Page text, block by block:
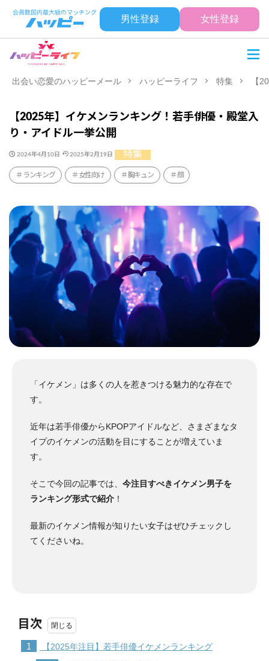
男性登録 女性登録
出会い恋愛のハッピーメール ハッピーライフ 特集 【
【2025年】イケメンランキング！若手俳優・殿堂入
り・アイドル一挙公開
2024年4月10日 2025年2月19日 特集
ランキング 女性向け 胸キュン 顔
「イケメン」は多くの人を惹きつける魅力的な存在で
す。
近年は若手俳優からKPOPアイドルなど、さまざまなタ
イプのイケメンの活動を目にすることが増えていま
す。
そこで今回の記事では、 今注目すべきイケメン男子を
ランキング形式で紹介 ！
最新のイケメン情報が知りたい女子はぜひチェックし
てくださいね。
目次
1 【2025年注目】若手俳優イケメンランキング